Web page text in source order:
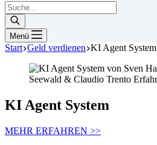
Products
search
Menü
Start Geld verdienen KI Agent System
KI Agent System
MEHR ERFAHREN >>